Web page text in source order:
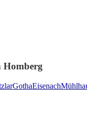
Homberg
GothaEisenach